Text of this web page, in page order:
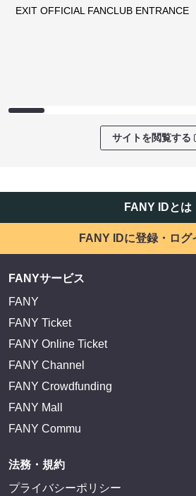
EXIT OFFICIAL FANCLUB ENTRANCE
サイトを閲覧する
FANY IDとは
FANY IDに登録・ログ
FANYサービス
FANY
FANY Ticket
FANY Online Ticket
FANY Channel
FANY Crowdfunding
FANY Mall
FANY Commu
法務・規約
プライバシーポリシー